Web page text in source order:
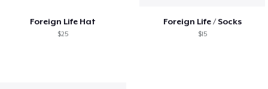
Foreign Life Hat
$25
Foreign Life / Socks
$15